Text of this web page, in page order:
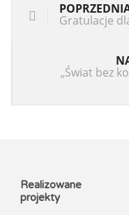
Gratulacje
„Świat bez
Realizowane
projekty